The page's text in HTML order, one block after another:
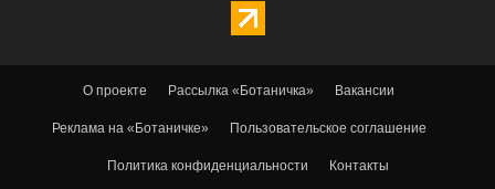
О проекте Рассылка «Ботаничка» Вакансии
Реклама на «Ботаничке» Пользовательское соглашение
Политика конфиденциальности Контакты